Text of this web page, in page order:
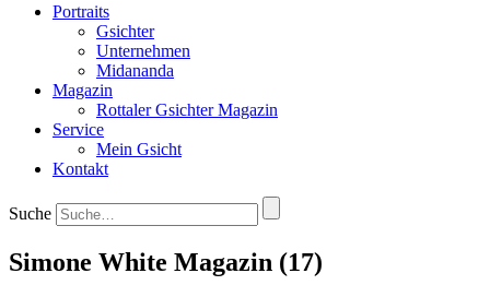
Portraits
Gsichter
Unternehmen
Midananda
Magazin
Rottaler Gsichter Magazin
Service
Mein Gsicht
Kontakt
Suche
Simone White Magazin (17)